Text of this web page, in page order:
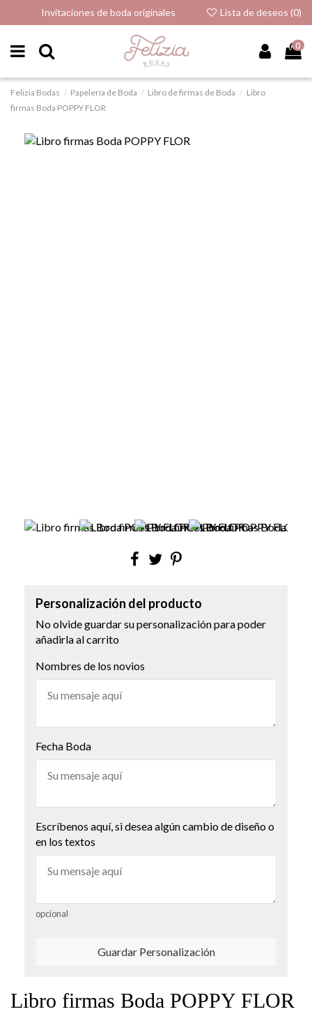
Invitaciones de boda originales Lista de deseos (0)
0
Felizia Bodas Papelería de Boda Libro de firmas de Boda
Libro
firmas Boda POPPY FLOR
Personalización del producto
No olvide guardar su personalización para poder
añadirla al carrito
Nombres de los novios
Fecha Boda
Escríbenos aquí, si desea algún cambio de diseño o
en los textos
opcional
Guardar Personalización
Libro firmas Boda POPPY FLOR